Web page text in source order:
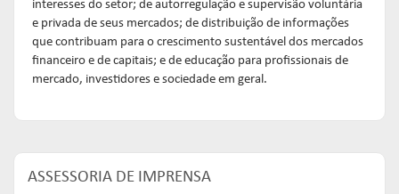
interesses do setor; de autorregulação e supervisão voluntária
e privada de seus mercados; de distribuição de informações
que contribuam para o crescimento sustentável dos mercados
financeiro e de capitais; e de educação para profissionais de
mercado, investidores e sociedade em geral.
ASSESSORIA DE IMPRENSA